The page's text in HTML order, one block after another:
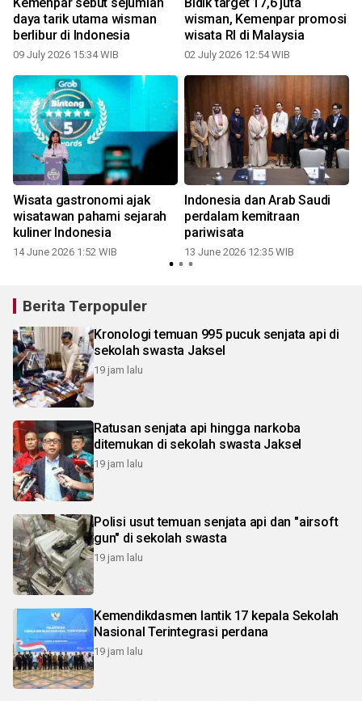
daya tarik utama wisman
berlibur di Indonesia
09 July 2026 15:34 WIB
wisman, Kemenpar promosi
wisata RI di Malaysia
02 July 2026 12:54 WIB
Wisata gastronomi ajak
wisatawan pahami sejarah
kuliner Indonesia
14 June 2026 1:52 WIB
Indonesia dan Arab Saudi
perdalam kemitraan
pariwisata
13 June 2026 12:35 WIB
Berita Terpopuler
Kronologi temuan 995 pucuk senjata api di
sekolah swasta Jaksel
19 jam lalu
Ratusan senjata api hingga narkoba
ditemukan di sekolah swasta Jaksel
19 jam lalu
Polisi usut temuan senjata api dan "airsoft
gun" di sekolah swasta
19 jam lalu
Kemendikdasmen lantik 17 kepala Sekolah
Nasional Terintegrasi perdana
19 jam lalu